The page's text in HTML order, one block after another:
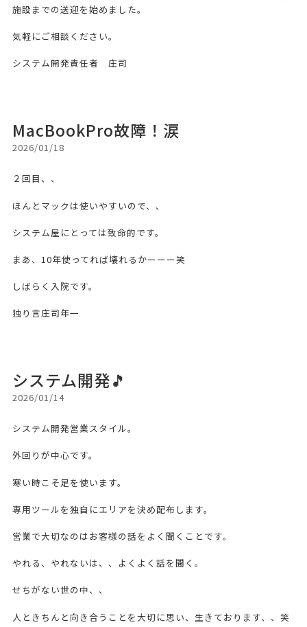
施設までの送迎を始めました。
気軽にご相談ください。
システム開発責任者 庄司
MacBookPro故障！涙
2026/01/18
２回目、、
ほんとマックは使いやすいので、、
システム屋にとっては致命的です。
まあ、10年使ってれば壊れるかーーー笑
しばらく入院です。
独り言庄司年一
システム開発🎵
2026/01/14
システム開発営業スタイル。
外回りが中心です。
寒い時こそ足を使います。
専用ツールを独自にエリアを決め配布します。
営業で大切なのはお客様の話をよく聞くことです。
やれる、やれないは、、よくよく話を聞く。
せちがない世の中、、
人ときちんと向き合うことを大切に思い、生きております、、笑